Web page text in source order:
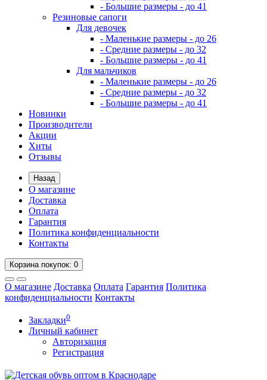
- Большие размеры - до 41
Резиновые сапоги
Для девочек
- Маленькие размеры - до 26
- Средние размеры - до 32
- Большие размеры - до 41
Для мальчиков
- Маленькие размеры - до 26
- Средние размеры - до 32
- Большие размеры - до 41
Новинки
Производители
Акции
Хиты
Отзывы
Назад
О магазине
Доставка
Оплата
Гарантия
Политика конфиденциальности
Контакты
Корзинапокупок: 0
О магазине Доставка Оплата Гарантия Политика
конфиденциальности Контакты
Закладки0
Личный кабинет
Авторизация
Регистрация